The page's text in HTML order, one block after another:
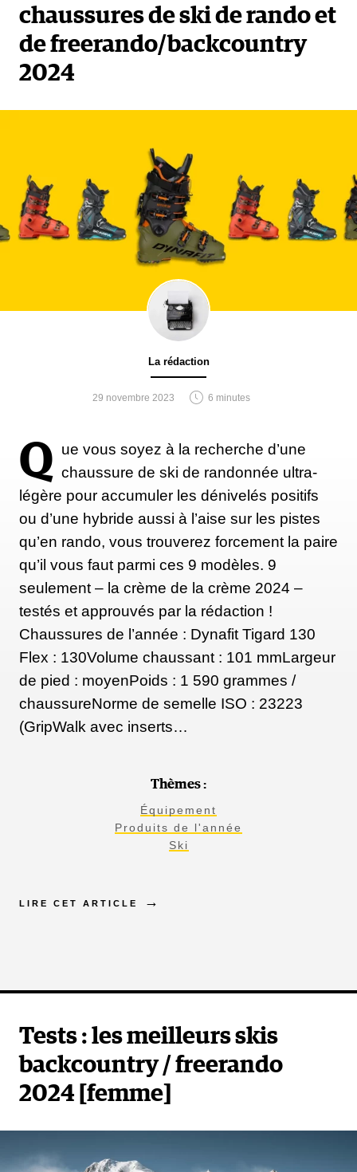
chaussures de ski de rando et
de freerando/backcountry
2024
La rédaction
29 novembre 2023 6 minutes
Q ue vous soyez à la recherche d’une
chaussure de ski de randonnée ultra-
légère pour accumuler les dénivelés positifs
ou d’une hybride aussi à l’aise sur les pistes
qu’en rando, vous trouverez forcement la paire
qu’il vous faut parmi ces 9 modèles. 9
seulement – la crème de la crème 2024 –
testés et approuvés par la rédaction !
Chaussures de l’année : Dynafit Tigard 130
Flex : 130Volume chaussant : 101 mmLargeur
de pied : moyenPoids : 1 590 grammes /
chaussureNorme de semelle ISO : 23223
(GripWalk avec inserts…
Thèmes :
Équipement
Produits de l'année
Ski
LIRE CET ARTICLE
Tests : les meilleurs skis
backcountry / freerando
2024 [femme]